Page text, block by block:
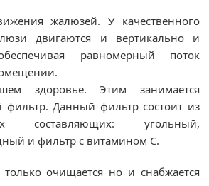
жалюзей. У качественного
двигаются и вертикально и
равномерный поток
здоровье. Этим занимается
Данный фильтр состоит из
составляющих: угольный,
и фильтр с витамином С.
очищается но и снабжается